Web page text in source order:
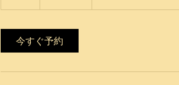
0
今すぐ予約